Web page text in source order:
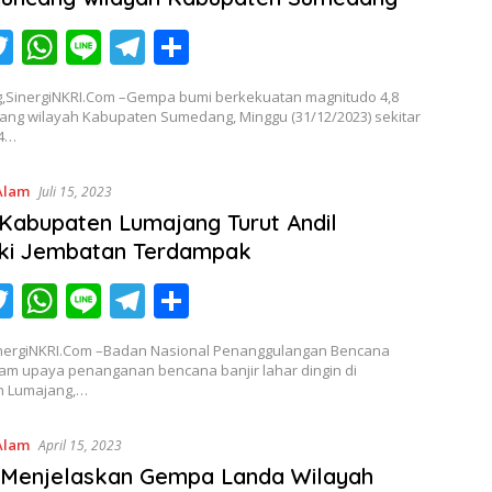
p
T
w
itt
er
W
h
at
A
p
p
Li
n
e
T
el
e
m
S
h
ar
–Gempa bumi berkekuatan magnitudo 4,8
wilayah Kabupaten Sumedang, Minggu (31/12/2023) sekitar
Juli 15, 2023
Lumajang Turut Andil
Jembatan Terdampak
T
w
itt
er
W
h
at
s
A
p
Li
n
e
T
el
e
m
S
h
ar
–Badan Nasional Penanggulangan Bencana
upaya penanganan bencana banjir lahar dingin di
Lumajang,…
April 15, 2023
Gempa Landa Wilayah